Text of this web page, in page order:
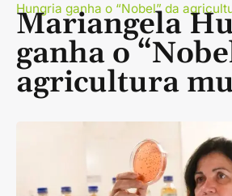
Hungria ganha o “Nobel” da
Mariangela
ganha o
agricultura